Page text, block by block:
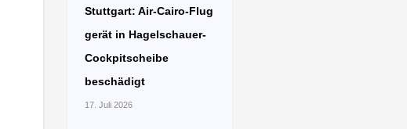
Stuttgart: Air-Cairo-Flug
gerät in Hagelschauer-
Cockpitscheibe
beschädigt
17. Juli 2026